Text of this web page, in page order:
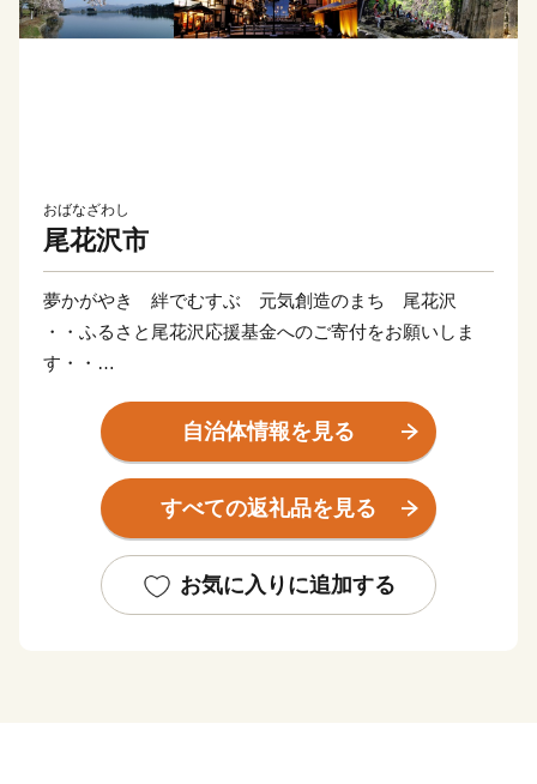
おばなざわし
尾花沢市
夢かがやき 絆でむすぶ 元気創造のまち 尾花沢
・・ふるさと尾花沢応援基金へのご寄付をお願いしま
す・・
山形県尾花沢市は、日本三雪に数えられる全国でも有
数の豪雪地帯です。また、特産の「尾花沢すいか」は、
夏スイカとしては日本一の生産量を誇ります。市の中心
に位置し、大正年間に灌漑用水湖として築堤された徳良
ています。
自治体情報を見る
すべての返礼品を見る
お気に入りに追加する